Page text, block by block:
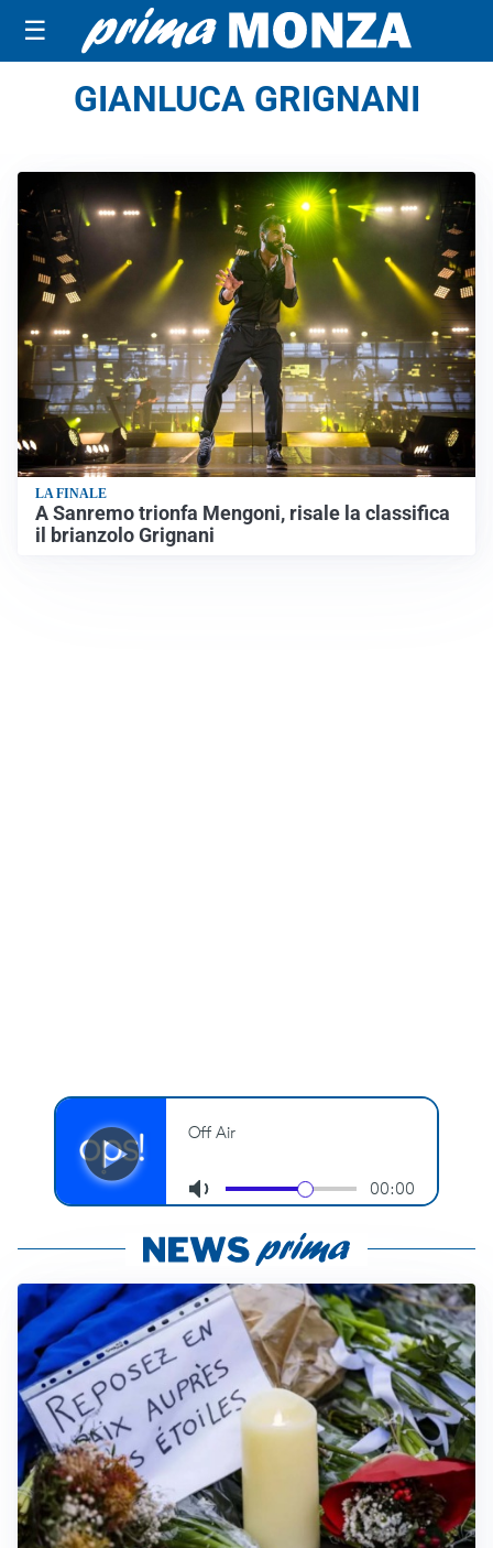
☰
GIANLUCA GRIGNANI
LA FINALE
A Sanremo trionfa Mengoni, risale la classifica
il brianzolo Grignani